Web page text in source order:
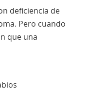
deficiencia de
Pero cuando
que una